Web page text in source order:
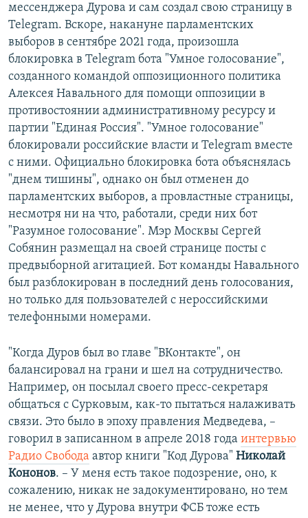
мессенджера Дурова и сам создал свою страницу в
Telegram. Вскоре, накануне парламентских
выборов в сентябре 2021 года, произошла
блокировка в Telegram бота "Умное голосование",
созданного командой оппозиционного политика
Алексея Навального для помощи оппозиции в
противостоянии административному ресурсу и
партии "Единая Россия". "Умное голосование"
блокировали российские власти и Telegram вместе
с ними. Официально блокировка бота объяснялась
"днем тишины", однако он был отменен до
парламентских выборов, а провластные страницы,
несмотря ни на что, работали, среди них бот
"Разумное голосование". Мэр Москвы Сергей
Собянин размещал на своей странице посты с
предвыборной агитацией. Бот команды Навального
был разблокирован в последний день голосования,
но только для пользователей с нероссийскими
телефонными номерами.
"Когда Дуров был во главе "ВКонтакте", он
балансировал на грани и шел на сотрудничество.
Например, он посылал своего пресс-секретаря
общаться с Сурковым, как-то пытаться налаживать
связи. Это было в эпоху правления Медведева, –
говорил в записанном в апреле 2018 года интервью
Радио Свобода автор книги "Код Дурова" Николай
Кононов. – У меня есть такое подозрение, оно, к
сожалению, никак не задокументировано, но тем
не менее, что у Дурова внутри ФСБ тоже есть